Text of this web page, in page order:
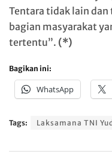
Tentara tidak lain
bagian masyarakat
tertentu”. (*)
Bagikan ini:
WhatsApp
Tags: Laksamana TNI